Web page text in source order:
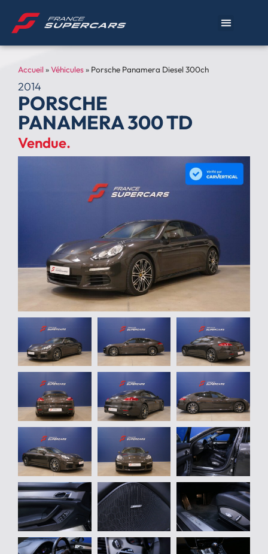
Accueil »Véhicules» Porsche Panamera Diesel 300ch
2014
PORSCHE
PANAMERA 300 TD
Vendue.